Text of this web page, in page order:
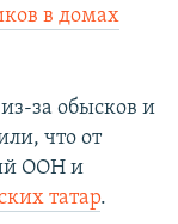
в домах
за обысков и
что от
ООН и
татар.